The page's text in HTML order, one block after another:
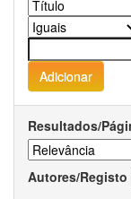
Resultados/
Autores/Registo